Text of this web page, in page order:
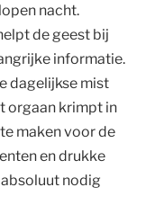
nacht.
de geest bij
informatie.
dagelijkse mist
orgaan krimpt in
maken voor de
en drukke
nodig